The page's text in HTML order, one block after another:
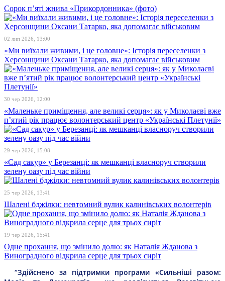
Сорок п’яті жнива «Прикордонника» (фото)
02 лип 2026, 13:00
«Ми виїхали живими, і це головне»: Історія переселенки з
Херсонщини Оксани Татарко, яка допомагає військовим
30 чер 2026, 12:00
«Маленьке приміщення, але великі серця»: як у Миколаєві вже
п’ятий рік працює волонтерський центр «Українські Плетунії»
29 чер 2026, 15:08
«Сад сакур» у Березанці: як мешканці власноруч створили
зелену оазу під час війни
25 чер 2026, 13:41
Шалені бджілки: невтомний вулик калинівських волонтерів
19 чер 2026, 15:41
Одне прохання, що змінило долю: як Наталія Жданова з
Виноградного відкрила серце для трьох сиріт
“Здійснено за підтримки програми «Сильніші разом: